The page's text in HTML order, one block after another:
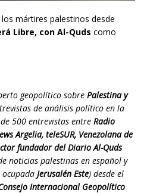
mártires palestinos desde
Libre, con Al-Quds como
geopolítico sobre Palestina y
de análisis político en la
500 entrevistas entre Radio
Argelia, teleSUR, Venezolana de
fundador del Diario Al-Quds
noticias palestinas en español y
Jerusalén Este) desde el
Internacional Geopolítico